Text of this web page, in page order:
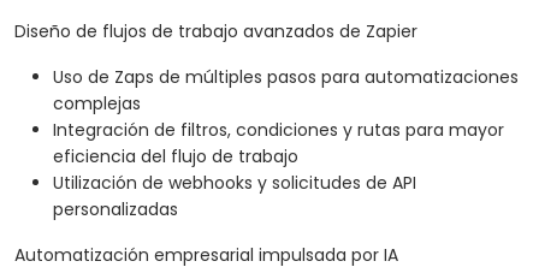
Diseño de flujos de trabajo avanzados de Zapier
Uso de Zaps de múltiples pasos para automatizaciones
complejas
Integración de filtros, condiciones y rutas para mayor
eficiencia del flujo de trabajo
Utilización de webhooks y solicitudes de API
personalizadas
Automatización empresarial impulsada por IA